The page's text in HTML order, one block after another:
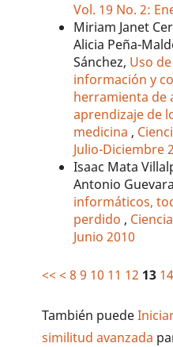
Vol. 19 No. 2:
Miriam Janet
Alicia Peña-
Sánchez, Uso
información y
herramienta de
aprendizaje de
medicina ,
Julio-Diciembre
Isaac Mata
Antonio
informáticos,
perdido ,
Junio 2010
<< < 8 9 10 11 12 13 14
También puede
similitud avanzada